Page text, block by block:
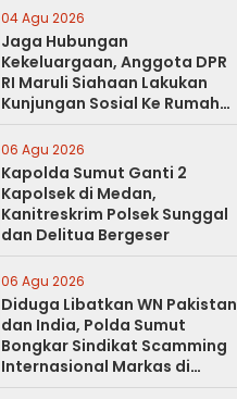
04 Agu 2026
Jaga Hubungan
Kekeluargaan, Anggota DPR
RI Maruli Siahaan Lakukan
Kunjungan Sosial Ke Rumah
Duka
06 Agu 2026
Kapolda Sumut Ganti 2
Kapolsek di Medan,
Kanitreskrim Polsek Sunggal
dan Delitua Bergeser
06 Agu 2026
Diduga Libatkan WN Pakistan
dan India, Polda Sumut
Bongkar Sindikat Scamming
Internasional Markas di
Apartemen Podomoro